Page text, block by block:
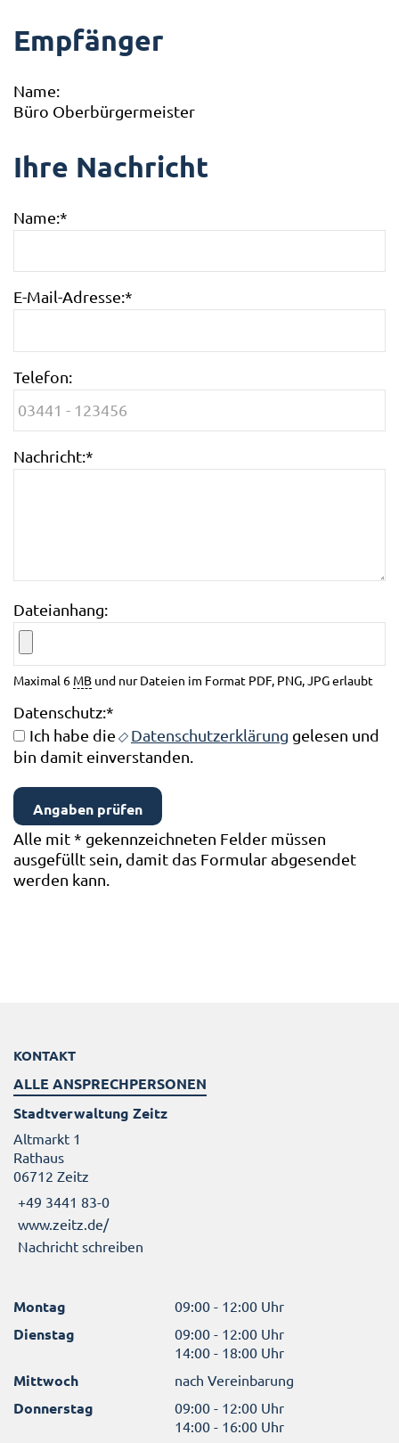
Empfänger
Name:
Büro Oberbürgermeister
Ihre Nachricht
Name:*
E-Mail-Adresse:*
Telefon:
Nachricht:*
Dateianhang:
Maximal 6 MB und nur Dateien im Format PDF, PNG, JPG erlaubt
Datenschutz:*
Ich habe die
Datenschutzerklärung gelesen und
bin damit einverstanden.
Alle mit* gekennzeichneten Felder müssen
ausgefüllt sein, damit das Formular abgesendet
werden kann.
KONTAKT
ALLE ANSPRECHPERSONEN
Stadtverwaltung Zeitz
Altmarkt 1
Rathaus
06712 Zeitz
+49 3441 83-0
www.zeitz.de/
Nachricht schreiben
Montag 09:00 - 12:00 Uhr
Dienstag
09:00 - 12:00 Uhr
14:00 - 18:00 Uhr
Mittwoch nach Vereinbarung
Donnerstag
09:00 - 12:00 Uhr
14:00 - 16:00 Uhr